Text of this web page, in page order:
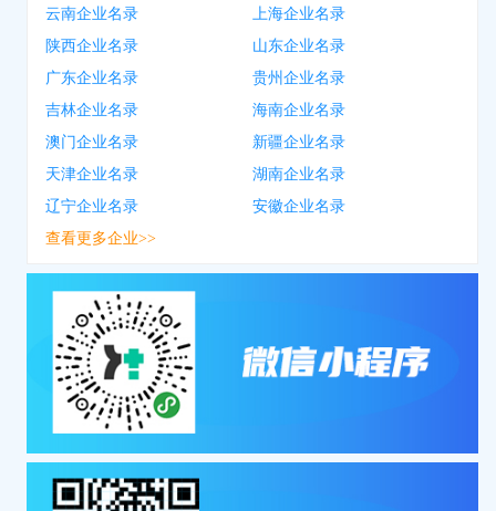
云南企业名录
上海企业名录
陕西企业名录
山东企业名录
广东企业名录
贵州企业名录
吉林企业名录
海南企业名录
澳门企业名录
新疆企业名录
天津企业名录
湖南企业名录
辽宁企业名录
安徽企业名录
查看更多企业>>